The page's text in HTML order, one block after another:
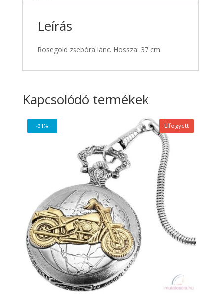
Leírás
Rosegold zsebóra lánc. Hossza: 37 cm.
Kapcsolódó termékek
-31% Elfogyott